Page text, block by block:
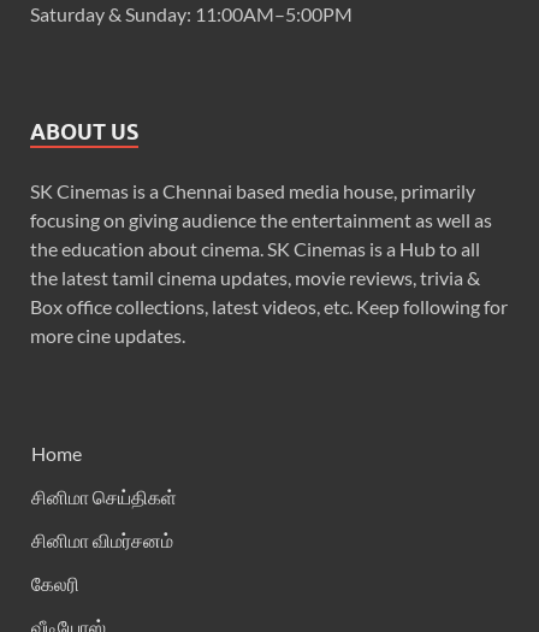
Saturday & Sunday: 11:00AM–5:00PM
ABOUT US
SK Cinemas is a Chennai based media house, primarily
focusing on giving audience the entertainment as well as
the education about cinema. SK Cinemas is a Hub to all
the latest tamil cinema updates, movie reviews, trivia &
Box office collections, latest videos, etc. Keep following for
more cine updates.
Home
சினிமா செய்திகள்
சினிமா விமர்சனம்
கேலரி
வீடியோஸ்